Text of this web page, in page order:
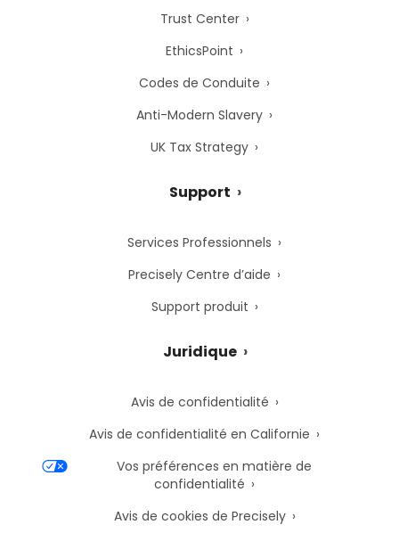
Trust Center
EthicsPoint
Codes de Conduite
Anti-Modern Slavery
UK Tax Strategy
Support
Services Professionnels
Precisely Centre d’aide
Support produit
Juridique
Avis de confidentialité
Avis de confidentialité en Californie
Vos préférences en matière de
confidentialité
Avis de cookies de Precisely